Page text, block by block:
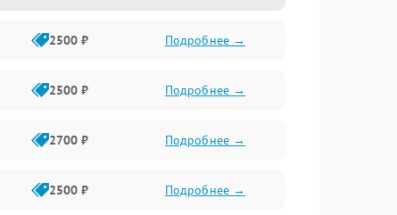
2500 ₽ Подробнее →
2500 ₽ Подробнее →
2700 ₽ Подробнее →
2500 ₽ Подробнее →